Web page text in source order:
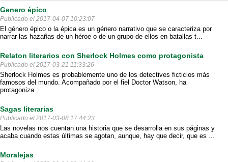
Genero épico
Publicado el 2017-04-07 10:23:07
El género épico o la épica es un género narrativo que se caracteriza por
narrar las hazañas de un héroe o de un grupo de ellos en batallas t...
Relaton literarios con Sherlock Holmes como protagonista
Publicado el 2017-03-21 11:33:26
Sherlock Holmes es probablemente uno de los detectives ficticios más
famosos del mundo. Acompañado por el fiel Doctor Watson, ha
protagoniza...
Sagas literarias
Publicado el 2017-03-08 17:44:23
Las novelas nos cuentan una historia que se desarrolla en sus páginas y
acaba cuando estas últimas se agotan, aunque, hay que decir, que es ...
Moralejas